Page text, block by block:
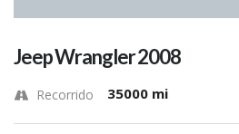
Jeep Wrangler 2008
Recorrido 35000 mi